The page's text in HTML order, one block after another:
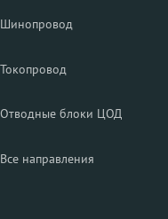
Шинопровод
Токопровод
Отводные блоки ЦОД
Все направления